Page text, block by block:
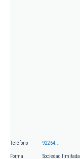
Teléfono 92264...
Forma
Sociedad limitada